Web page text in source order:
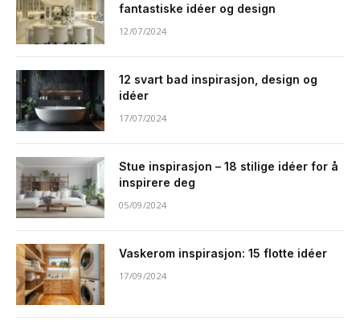
fantastiske idéer og design
12/07/2024
12 svart bad inspirasjon, design og
idéer
17/07/2024
Stue inspirasjon – 18 stilige idéer for å
inspirere deg
05/09/2024
Vaskerom inspirasjon: 15 flotte idéer
17/09/2024